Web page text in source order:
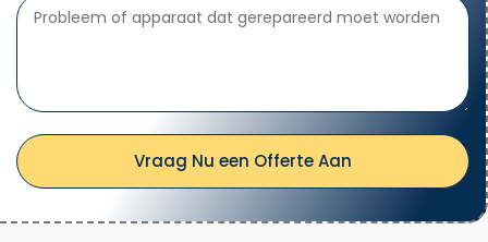
Vraag Nu een Offerte Aan